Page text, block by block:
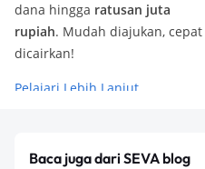
dana hingga ratusan juta
rupiah. Mudah diajukan, cepat
dicairkan!
Pelajari Lebih Lanjut
Baca juga dari SEVA blog